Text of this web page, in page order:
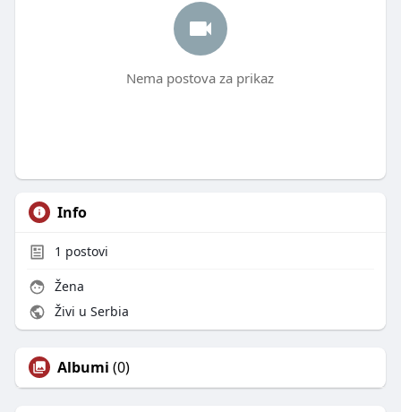
Nema postova za prikaz
Info
1 postovi
Žena
Živi u Serbia
Albumi (0)